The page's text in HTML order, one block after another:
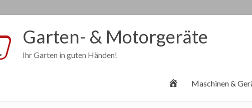
Garten- & Motorgeräte
Ihr Garten in guten Händen!
Maschinen &